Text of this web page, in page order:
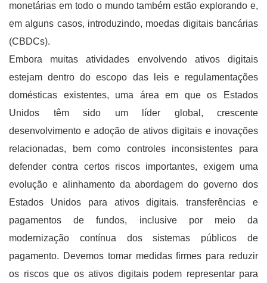
monetárias em todo o mundo também estão explorando e,
em alguns casos, introduzindo, moedas digitais bancárias
(CBDCs).
Embora muitas atividades envolvendo ativos digitais
estejam dentro do escopo das leis e regulamentações
domésticas existentes, uma área em que os Estados
Unidos têm sido um líder global, crescente
desenvolvimento e adoção de ativos digitais e inovações
relacionadas, bem como controles inconsistentes para
defender contra certos riscos importantes, exigem uma
evolução e alinhamento da abordagem do governo dos
Estados Unidos para ativos digitais. transferências e
pagamentos de fundos, inclusive por meio da
modernização contínua dos sistemas públicos de
pagamento. Devemos tomar medidas firmes para reduzir
os riscos que os ativos digitais podem representar para